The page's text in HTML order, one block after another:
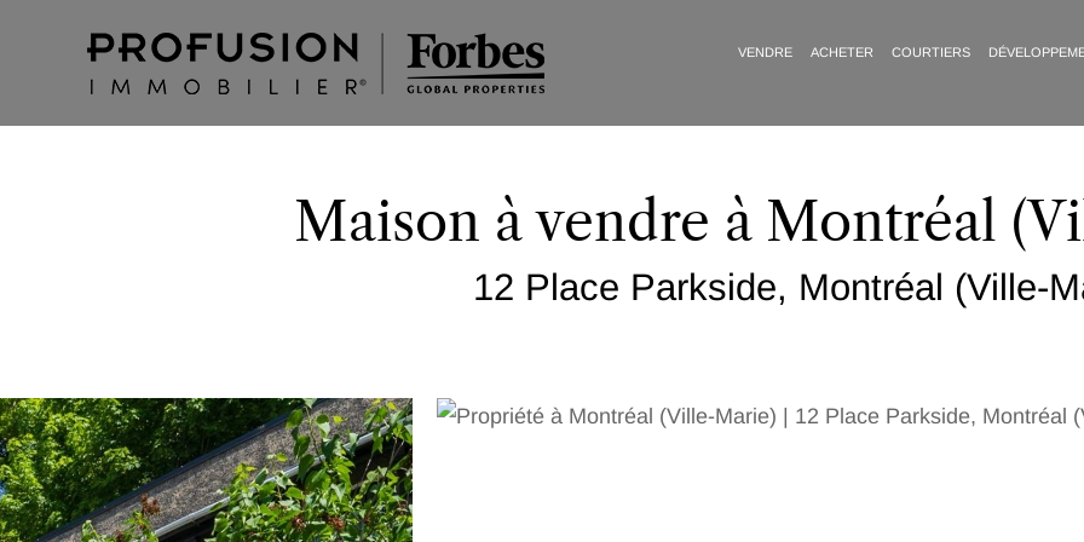
VENDRE ACHETER COURTIERS
Maison à vendre à Montréal
12 Place Parkside, Montréal (Ville-